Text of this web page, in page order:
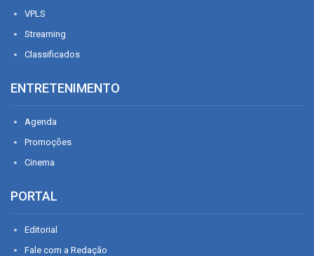
VPLS
Streaming
Classificados
ENTRETENIMENTO
Agenda
Promoções
Cinema
PORTAL
Editorial
Fale com a Redação